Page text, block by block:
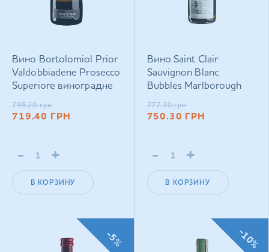
Вино Bortolomiol Prior
Valdobbiadene Prosecco
Superiore виноградне
брют біле 0,75 л
799.20 грн
719.40 ГРН
- +
В КОРЗИНУ
Вино Saint Clair
Sauvignon Blanc
Bubbles Marlborough
газированное брют
777.30 грн
750.30 ГРН
- +
В КОРЗИНУ
-5% -10%